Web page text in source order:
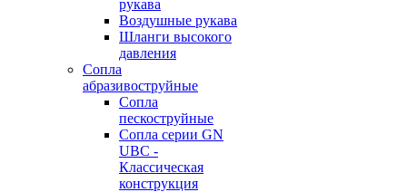
рукава
Воздушные рукава
Шланги высокого
давления
Сопла
абразивоструйные
Сопла
пескоструйные
Сопла серии GN
UBC -
Классическая
конструкция